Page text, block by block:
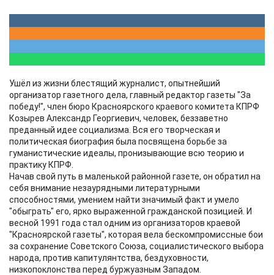
Ушёл из жизни блестящий журналист, опытнейший
организатор газетного дела, главный редактор газеты "За
победу!", член бюро Красноярского краевого комитета КПРФ
Козырев Александр Георгиевич, человек, беззаветно
преданный идее социализма. Вся его творческая и
политическая биография была посвящена борьбе за
гуманистические идеалы, пронизывающие всю теорию и
практику КПРФ.
Начав свой путь в маленькой районной газете, он обратил на
себя внимание незаурядными литературными
способностями, умением найти значимый факт и умело
"обыграть" его, ярко выраженной гражданской позицией. И
весной 1991 года стал одним из организаторов краевой
"Красноярской газеты", которая вела бескомпромиссные бои
за сохранение Советского Союза, социалистического выбора
народа, против капитулянтства, бездуховности,
низкопоклонства перед буржуазным Западом.